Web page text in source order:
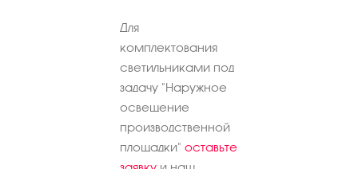
Для
комплектования
светильниками под
задачу "Наружное
освещение
производственной
площадки" оставьте